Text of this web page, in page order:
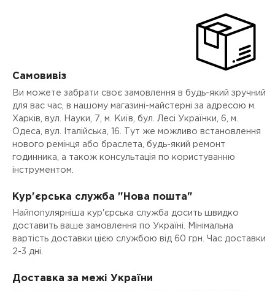
Самовивіз
Ви можете забрати своє замовлення в будь-який зручний
для вас час, в нашому магазині-майстерні за адресою м.
Харків, вул. Науки, 7, м. Київ, бул. Лесі Українки, 6, м.
Одеса, вул. Італійська, 16. Тут же можливо встановлення
нового ремінця або браслета, будь-який ремонт
годинника, а також консультація по користуванню
інструментом.
Кур'єрська служба "Нова пошта"
Найпопулярніша кур'єрська служба досить швидко
доставить ваше замовлення по Україні. Мінімальна
вартість доставки цією службою від 60 грн. Час доставки
2-3 дні.
Доставка за межі України